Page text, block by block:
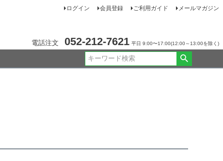
ログイン 会員登録 ご利用ガイド メールマガジン
電話注文 052-212-7621 平日 9:00〜17:00(12:00～13:00を除く)